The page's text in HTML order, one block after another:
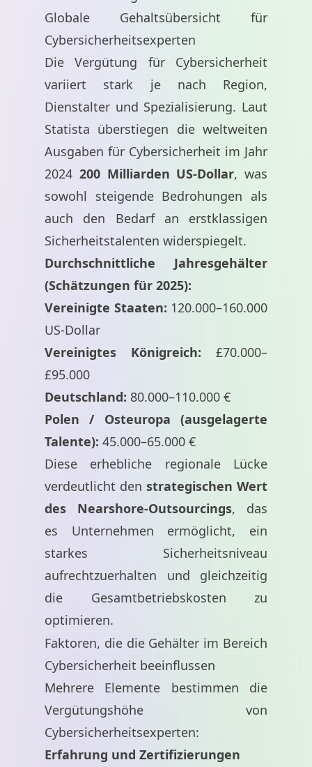
Globale Gehaltsübersicht für
Cybersicherheitsexperten
Die Vergütung für Cybersicherheit
variiert stark je nach Region,
Dienstalter und Spezialisierung. Laut
Statista überstiegen die weltweiten
Ausgaben für Cybersicherheit im Jahr
2024 200 Milliarden US-Dollar, was
sowohl steigende Bedrohungen als
auch den Bedarf an erstklassigen
Sicherheitstalenten widerspiegelt.
Durchschnittliche Jahresgehälter
(Schätzungen für 2025):
Vereinigte Staaten: 120.000–160.000
US-Dollar
Vereinigtes Königreich: £70.000–
£95.000
Deutschland: 80.000–110.000 €
Polen / Osteuropa (ausgelagerte
Talente): 45.000–65.000 €
Diese erhebliche regionale Lücke
verdeutlicht den strategischen Wert
des Nearshore-Outsourcings, das
es Unternehmen ermöglicht, ein
starkes Sicherheitsniveau
aufrechtzuerhalten und gleichzeitig
die Gesamtbetriebskosten zu
optimieren.
Faktoren, die die Gehälter im Bereich
Cybersicherheit beeinflussen
Mehrere Elemente bestimmen die
Vergütungshöhe von
Cybersicherheitsexperten:
Erfahrung und Zertifizierungen